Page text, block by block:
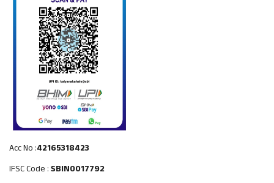
Acc No :42165318423
IFSC Code :SBIN0017792